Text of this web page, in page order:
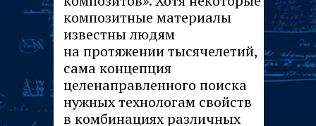
композитные материалы
известны людям
на протяжении тысячелетий,
сама концепция
целенаправленного поиска
нужных технологам свойств
в комбинациях различных